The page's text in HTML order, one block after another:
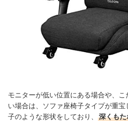
モニターが低い位置にある場合や、
い場合は、ソファ座椅子タイプが重
子のような形状をしており、
深くも